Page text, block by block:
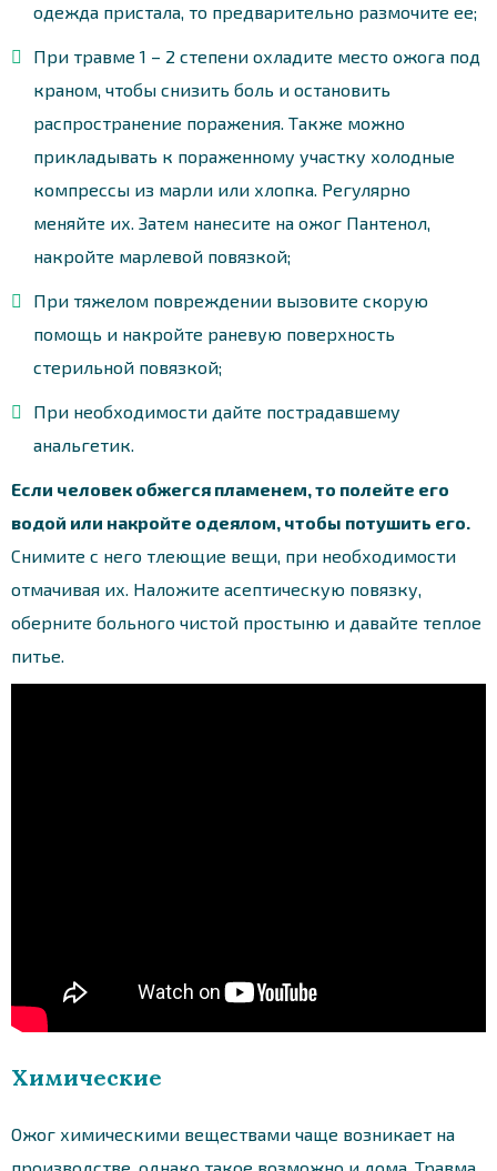
одежда пристала, то предварительно размочите ее;
При травме 1 – 2 степени охладите место ожога под
краном, чтобы снизить боль и остановить
распространение поражения. Также можно
прикладывать к пораженному участку холодные
компрессы из марли или хлопка. Регулярно
меняйте их. Затем нанесите на ожог Пантенол,
накройте марлевой повязкой;
При тяжелом повреждении вызовите скорую
помощь и накройте раневую поверхность
стерильной повязкой;
При необходимости дайте пострадавшему
анальгетик.
Если человек обжегся пламенем, то полейте его
водой или накройте одеялом, чтобы потушить его.
Снимите с него тлеющие вещи, при необходимости
отмачивая их. Наложите асептическую повязку,
оберните больного чистой простыню и давайте теплое
питье.
Химические
Ожог химическими веществами чаще возникает на